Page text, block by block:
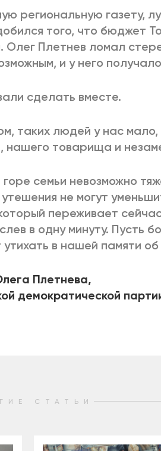
региональную газету,
того, что бюджет
Олег Плетнев ломал
и у него
сделать вместе.
таких людей у нас
товарища и
семьи невозможно
не могут
переживает
в одну минуту. Пусть
в нашей памяти
Плетнева,
демократической
СТАТЬИ